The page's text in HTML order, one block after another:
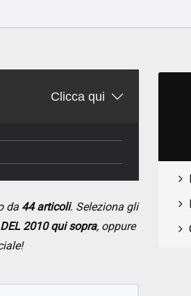
Clicca qui
da 44 articoli. Seleziona gli
2010 qui sopra, oppure